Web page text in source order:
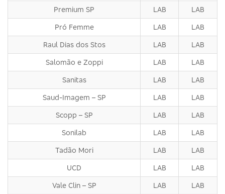
Premium SP LAB LAB
Pró Femme LAB LAB
Raul Dias dos Stos LAB LAB
Salomão e Zoppi LAB LAB
Sanitas LAB LAB
Saud-Imagem – SP LAB LAB
Scopp – SP LAB LAB
Sonilab LAB LAB
Tadão Mori LAB LAB
UCD LAB LAB
Vale Clin – SP LAB LAB